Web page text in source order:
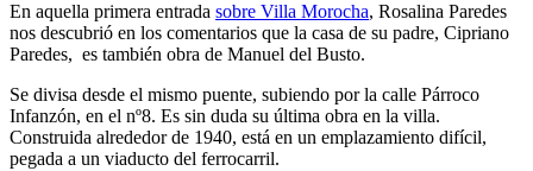
En aquella primera entrada sobre Villa Morocha, Rosalina Paredes
nos descubrió en los comentarios que la casa de su padre, Cipriano
Paredes, es también obra de Manuel del Busto.
Se divisa desde el mismo puente, subiendo por la calle Párroco
Infanzón, en el nº8. Es sin duda su última obra en la villa.
Construida alrededor de 1940, está en un emplazamiento difícil,
pegada a un viaducto del ferrocarril.